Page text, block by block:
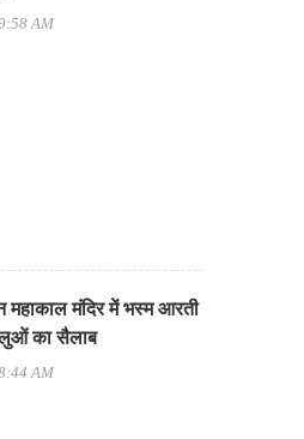
AM
मंदिर में भस्म आरती
का सैलाब
AM